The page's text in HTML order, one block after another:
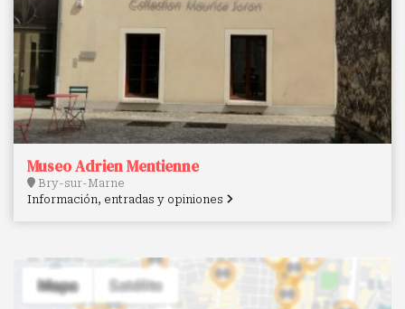
Museo Adrien Mentienne
Bry-sur-Marne
Información, entradas y opiniones